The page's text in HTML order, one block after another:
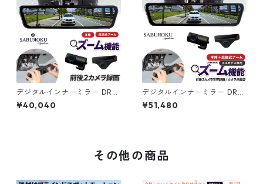
時録画 衝撃検知 ]
時録画 衝撃検知 ]
デジタルインナーミラー DRM
R490（本体＋アーム）【トヨ
タ専用】 [ ドライブレコーダ
前後2カメラ 12インチ 前後同
¥40,040
デジタルインナーミラー DRM
R490（本体＋アーム）【メル
セデス専用】 [ ドライブレコ
前後2カメラ 12インチ 前後同
時録画 衝撃検知 ]
¥51,480
その他の商品